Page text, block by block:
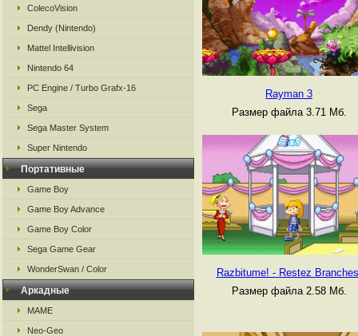
ColecoVision
Dendy (Nintendo)
Mattel Intellivision
Nintendo 64
PC Engine / Turbo Grafx-16
Sega
Sega Master System
Super Nintendo
Портативные
Game Boy
Game Boy Advance
Game Boy Color
Sega Game Gear
WonderSwan / Color
Аркадные
MAME
Neo-Geo
Rayman 3
Размер файла 3.71 Мб.
Razbitume! - Restez
Размер файла 2.58 Мб.